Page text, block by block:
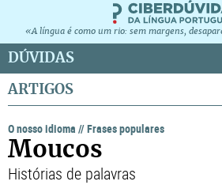
«A língua é como um rio: sem margens,
DÚVIDAS
ARTIGOS
O nosso idioma //Frases populares
Moucos
Histórias de palavras